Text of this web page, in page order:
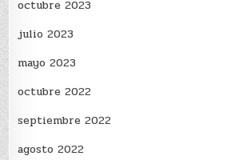
octubre 2023
julio 2023
mayo 2023
octubre 2022
septiembre 2022
agosto 2022